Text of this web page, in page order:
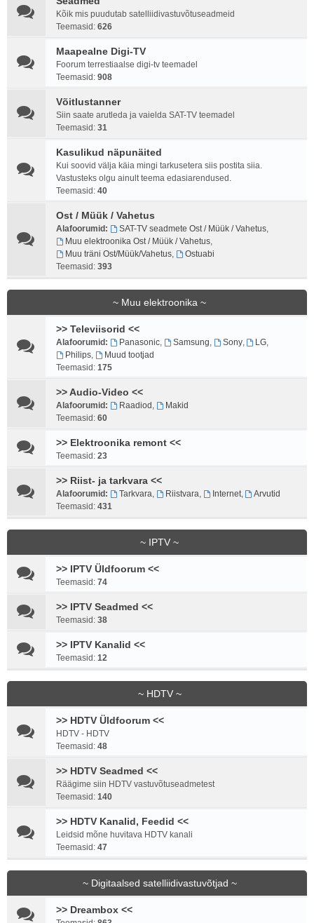
Kõik mis puudutab satelliidivastuvõtuseadmeid
Teemasid: 626
Maapealne Digi-TV
Foorum terrestiaalse digi-tv teemadel
Teemasid: 908
Võitlustanner
Siin saate arutleda ja vaielda SAT-TV teemadel
Teemasid: 31
Kasulikud näpunäited
Kui soovid välja käia mingi tarkusetera siis postita siia.
Vastusteks olgu ainult teema edasiarendused.
Teemasid: 40
Ost / Müük / Vahetus
Alafoorumid: SAT-TV seadmete Ost / Müük / Vahetus,
Muu elektroonika Ost / Müük / Vahetus,
Muu träni Ost/Müük/Vahetus,
Ostuabi
Teemasid: 393
~ Muu elektroonika ~
>> Televiisorid <<
Alafoorumid: Panasonic, Samsung Sony, LG
Philips,
Muud tootjad
Teemasid: 175
>> Audio-Video <<
Alafoorumid: Raadiod
Makid
Teemasid: 60
>> Elektroonika remont <<
Teemasid: 23
>> Riist- ja tarkvara <<
Alafoorumid: Tarkvara Riistvara Internet,
Arvutid
Teemasid: 431
~ IPTV ~
>> IPTV Üldfoorum <<
Teemasid: 74
>> IPTV Seadmed <<
Teemasid: 38
>> IPTV Kanalid <<
Teemasid: 12
~ HDTV ~
>> HDTV Üldfoorum <<
HDTV - HDTV
Teemasid: 48
>> HDTV Seadmed <<
Räägime siin HDTV vastuvõtuseadmetest
Teemasid: 140
>> HDTV Kanalid, Feedid <<
Leidsid mõne huvitava HDTV kanali
Teemasid: 47
~ Digitaalsed satelliidivastuvõtjad ~
>> Dreambox <<